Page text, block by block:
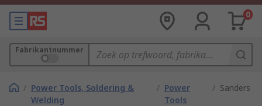
0
Fabrikantnummer
/ Power Tools, Soldering &
Welding
/ Power
Tools
/ Sanders